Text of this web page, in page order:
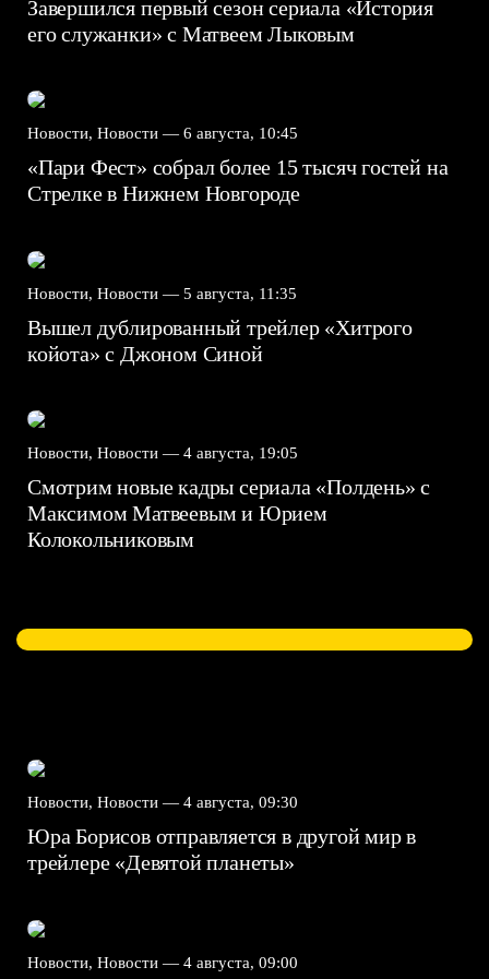
Завершился первый сезон сериала «История
его служанки» с Матвеем Лыковым
Новости, Новости — 6 августа, 10:45
«Пари Фест» собрал более 15 тысяч гостей на
Стрелке в Нижнем Новгороде
Новости, Новости — 5 августа, 11:35
Вышел дублированный трейлер «Хитрого
койота» с Джоном Синой
Новости, Новости — 4 августа, 19:05
Смотрим новые кадры сериала «Полдень» с
Максимом Матвеевым и Юрием
Колокольниковым
Новости, Новости — 4 августа, 09:30
Юра Борисов отправляется в другой мир в
трейлере «Девятой планеты»
Новости, Новости — 4 августа, 09:00